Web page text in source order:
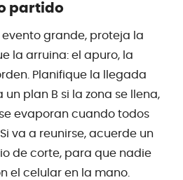
partido
grande, proteja la
la arruina: el apuro, la
Planifique la llegada
plan B si la zona se llena,
evaporan cuando todos
va a reunirse, acuerde un
de corte, para que nadie
el celular en la mano.